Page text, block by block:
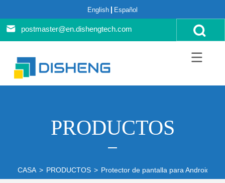
English Español
postmaster@en.dishengtech.com
PRODUCTOS
CASA > PRODUCTOS > Protector de pantalla para Android